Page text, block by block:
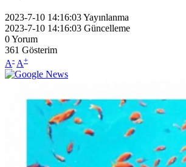
2023-7-10 14:16:03Yayınlanma
2023-7-10 14:16:03 Güncelleme
0Yorum
361 Gösterim
A- A+